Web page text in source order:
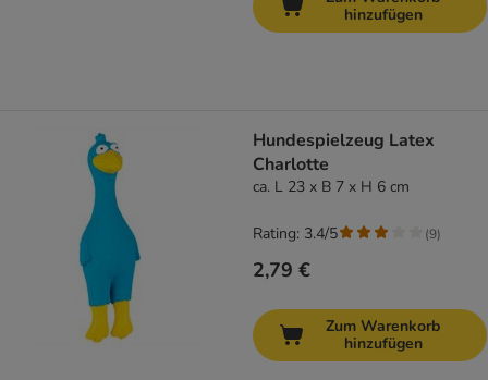
hinzufügen
Hundespielzeug Latex
Charlotte
ca. L 23 x B 7 x H 6 cm
2,79 €
Rating: 3.4/5 (9)
Zum Warenkorb
hinzufügen